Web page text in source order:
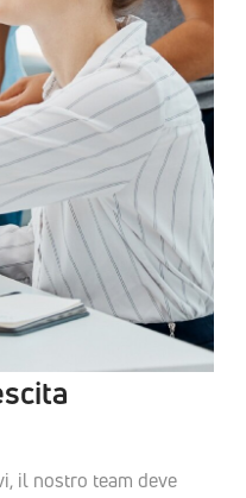
il nostro team deve